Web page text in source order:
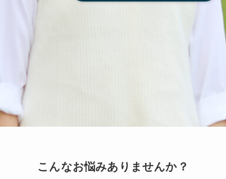
こんなお悩みありませんか？